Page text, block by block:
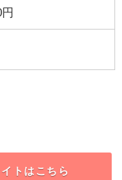
トはこちら